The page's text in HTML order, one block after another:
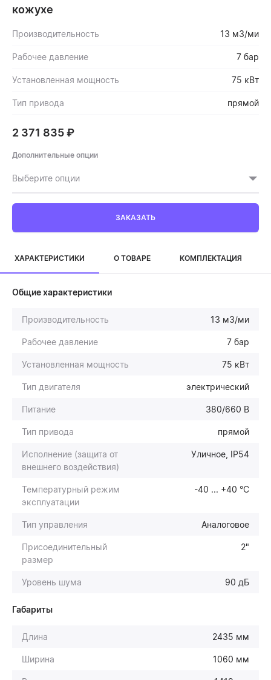
кожухе
Производительность 13 м3/ми
Рабочее давление 7 бар
Установленная мощность 75 кВт
Тип привода прямой
2 371 835₽
Дополнительные опции
Выберите опции
ЗАКАЗАТЬ
ХАРАКТЕРИСТИКИ О ТОВАРЕ КОМПЛЕКТАЦИЯ
Общие характеристики
Производительность 13 м3/ми
Рабочее давление 7 бар
Установленная мощность 75 кВт
Тип двигателя электрический
Питание 380/660 В
Тип привода прямой
Исполнение (защита от
внешнего воздействия)
Уличное, IP54
Температурный режим
эксплуатации
-40 ... +40 °С
Тип управления Аналоговое
Присоединительный
размер
2"
Уровень шума 90 дБ
Габариты
Длина 2435 мм
Ширина 1060 мм